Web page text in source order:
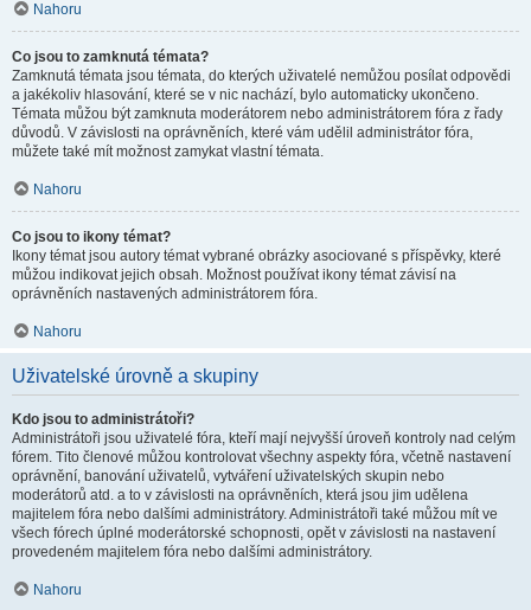
Nahoru
Co jsou to zamknutá témata?
Zamknutá témata jsou témata, do kterých uživatelé nemůžou posílat odpovědi
a jakékoliv hlasování, které se v nic nachází, bylo automaticky ukončeno.
Témata můžou být zamknuta moderátorem nebo administrátorem fóra z řady
důvodů. V závislosti na oprávněních, které vám udělil administrátor fóra,
můžete také mít možnost zamykat vlastní témata.
Nahoru
Co jsou to ikony témat?
Ikony témat jsou autory témat vybrané obrázky asociované s příspěvky, které
můžou indikovat jejich obsah. Možnost používat ikony témat závisí na
oprávněních nastavených administrátorem fóra.
Nahoru
Uživatelské úrovně a skupiny
Kdo jsou to administrátoři?
Administrátoři jsou uživatelé fóra, kteří mají nejvyšší úroveň kontroly nad celým
fórem. Tito členové můžou kontrolovat všechny aspekty fóra, včetně nastavení
oprávnění, banování uživatelů, vytváření uživatelských skupin nebo
moderátorů atd. a to v závislosti na oprávněních, která jsou jim udělena
majitelem fóra nebo dalšími administrátory. Administrátoři také můžou mít ve
všech fórech úplné moderátorské schopnosti, opět v závislosti na nastavení
provedeném majitelem fóra nebo dalšími administrátory.
Nahoru